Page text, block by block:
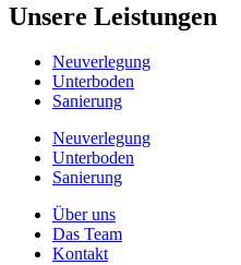
Unsere Leistungen
Neuverlegung
Unterboden
Sanierung
Neuverlegung
Unterboden
Sanierung
Über uns
Das Team
Kontakt